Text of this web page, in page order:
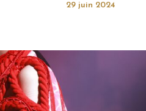
29 juin 2024